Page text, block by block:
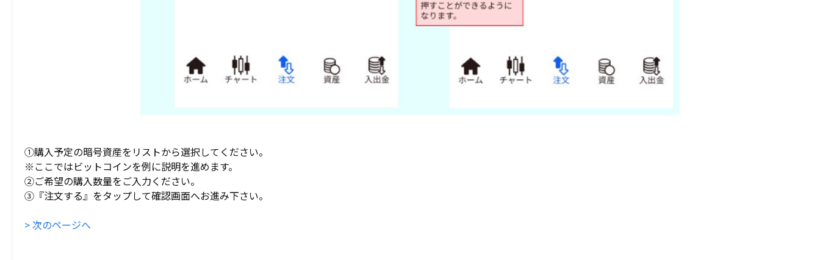
①購入予定の暗号資産をリストから選択してください。
※ここではビットコインを例に説明を進めます。
②ご希望の購入数量をご入力ください。
③『注文する』をタップして確認画面へお進み下さい。
> 次のページへ